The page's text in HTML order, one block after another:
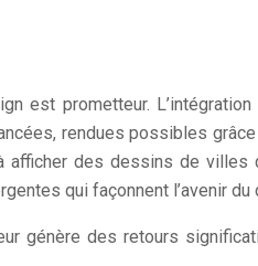
est prometteur.
rendues possibles
des dessins de
qui façonnent l’avenir du
génère des retours